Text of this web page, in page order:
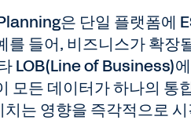
은 단일 플랫폼에
를 들어, 비즈니스가 확장
LOB(Line of Business)
모든 데이터가 하나의 통
는 영향을 즉각적으로